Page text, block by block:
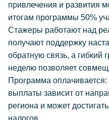
привлечения и развития
итогам программы 50%
Стажеры работают над
получают поддержку
обратную связь, а гибкий
неделю позволяет
Программа
выплаты зависит от
региона и может
налогов.